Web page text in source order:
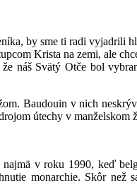
by sme ti radi vyjadrili
Krista na zemi, ale
náš Svätý Otče bol
Baudouin v nich
útechy v
v roku 1990, keď
monarchie. Skôr